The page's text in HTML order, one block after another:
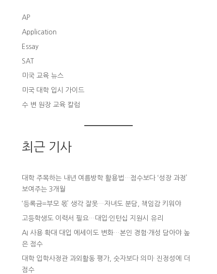
AP
Application
Essay
SAT
미국 교육 뉴스
미국 대학 입시 가이드
수 변 원장 교육 칼럼
최근 기사
대학 주목하는 내년 여름방학 활용법…점수보다 ‘성장 과정’
보여주는 3개월
‘등록금=부모 몫’ 생각 잘못…자녀도 분담, 책임감 키워야
고등학생도 이력서 필요…대입·인턴십 지원시 유리
AI 사용 확대 대입 에세이도 변화…본인 경험·개성 담아야 높
은 점수
대학 입학사정관 과외활동 평가, 숫자보다 의미· 진정성에 더
점수